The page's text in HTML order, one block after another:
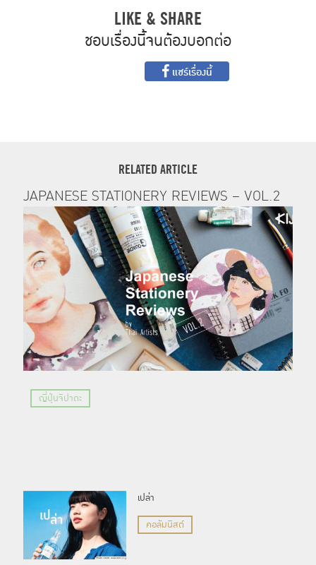
LIKE & SHARE
ชอบเรื่องนี้จนต้องบอกต่อ
แชร์เรื่องนี้
RELATED ARTICLE
JAPANESE STATIONERY REVIEWS – VOL.2
ญี่ปุ่นจิปาถะ
เปล่า
คอลัมนิสต์